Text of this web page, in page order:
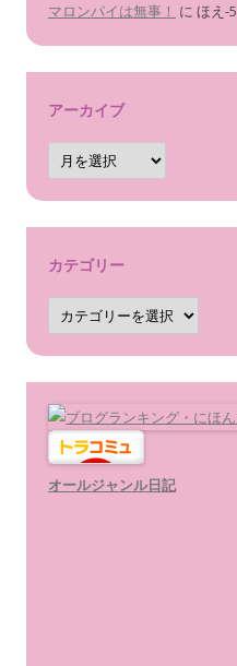
マロンパイは無事！ に ほえ-5
アーカイブ
ア
ー
カ
カテゴリー
カ
テ
ゴ
オールジャンル日記